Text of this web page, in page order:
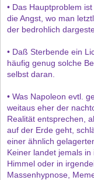
• Das Hauptproblem
die Angst, wo man
der bedrohlich
• Daß Sterbende ein
häufig genug solche
selbst daran.
• Was Napoleon evtl.
weitaus eher der
Realität entsprechen,
auf der Erde geht,
einer ähnlich
Keiner landet jemals in
Himmel oder in
Massenhypnose,